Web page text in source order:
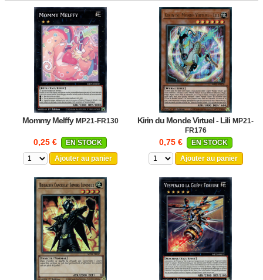
Mommy Melffy MP21-FR130
0,25 €
EN STOCK
Ajouter au panier
Kirin du Monde Virtuel - Lili MP21-
FR176
0,75 €
EN STOCK
Ajouter au panier